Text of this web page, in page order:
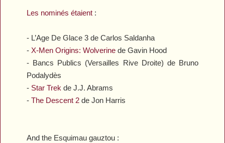
Les nominés étaient :
- L’Age De Glace 3 de Carlos Saldanha
- X-Men Origins: Wolverine de Gavin Hood
- Bancs Publics (Versailles Rive Droite) de Bruno
Podalydès
- Star Trek de J.J. Abrams
-The Descent 2 de Jon Harris
And the Esquimau gauztou :